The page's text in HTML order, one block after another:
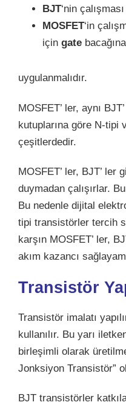
BJT‘nin
MOSFET‘in
için gate bacağına
uygulanmalıdır.
MOSFET’ ler, aynı
kutuplarına göre N-tipi
çeşitlerdedir.
MOSFET’ ler, BJT’ ler
duymadan çalışırlar.
Bu nedenle dijital
tipi transistörler tercih
karşın MOSFET’ ler,
akım kazancı
Transistör
Transistör imalatı
kullanılır. Bu yarı
birleşimli olarak
Jonksiyon Transistör”
BJT transistörler